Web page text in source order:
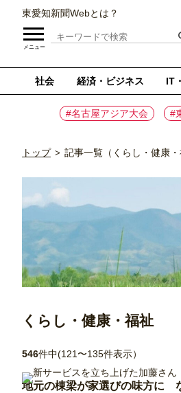
東愛知新聞Webとは？
社会 経済・ビジネス IT
#名古屋アジア大会 #
メニュー
トップ > 記事一覧（くらし・健康・
くらし・健康・福祉
546件中(121〜135件表示）
地元の棟梁が家選びの味方に